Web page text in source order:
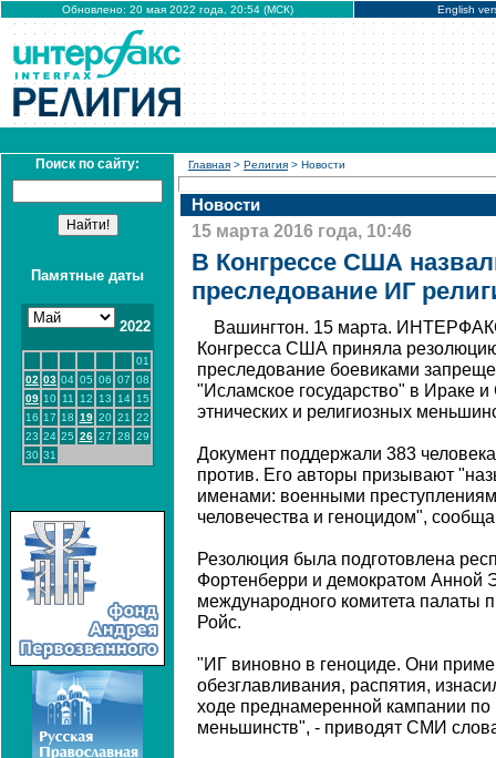
Обновлено: 20 мая 2022 года, 20:54 (МСК) English
Поиск по сайту:
Памятные даты
2022
01
02 03 04 05 06 07 08
09 10 11 12 13 14 15
16 17 18 19 20 21
22
23 24 25 26 27 28 29
30 31
Главная > Религия > Новости
Новости
15 марта 2016 года, 10:46
В Конгрессе США
преследование ИГ
Вашингтон. 15 марта.
Конгресса США приняла
преследование боевиками
"Исламское государство" в Ираке
этнических и религиозных
Документ поддержали 383
против. Его авторы призывают
именами: военными
человечества и геноцидом",
Резолюция была подготовлена
Фортенберри и демократом Анной
международного комитета палаты
Ройс.
"ИГ виновно в геноциде. Они
обезглавливания, распятия,
ходе преднамеренной кампании по
меньшинств", - приводят СМИ